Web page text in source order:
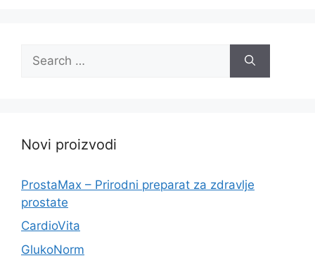
for:
Novi proizvodi
ProstaMax – Prirodni preparat za zdravlje
prostate
CardioVita
GlukoNorm